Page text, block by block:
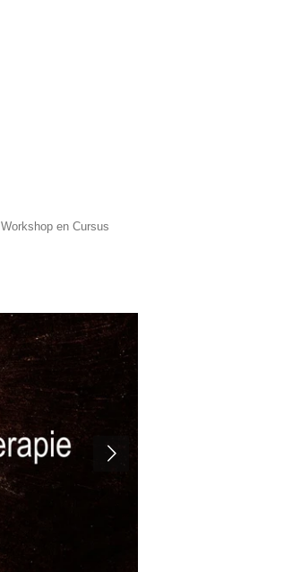
Workshop en Cursus